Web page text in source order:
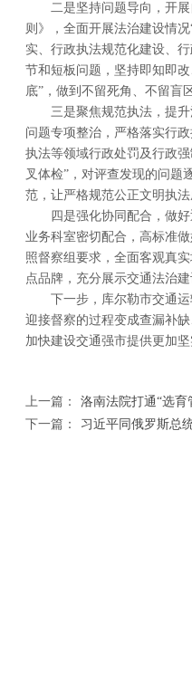
二是坚持问题导向，开展
则》，全面开展法治建设情
实、行政执法规范化建设、
节和短板问题，坚持即知即
底”，做到不留死角、不留盲区
三是聚焦规范执法，提升
问题专项整治，严格落实行
执法等领域行政处罚及行政
叉体检”，对评查发现的问题
范，让严格规范公正文明执法
四是强化协同配合，做好
业务科室密切配合，高标准
照督察组要求，全面客观真
点品牌，充分展示交通法治
下一步，库尔勒市交通运
迎接督察的过程变成查漏补
加快建设交通强市提供更加
上一篇：
洛南法院打通“选育
下一篇：
习近平同俄罗斯总